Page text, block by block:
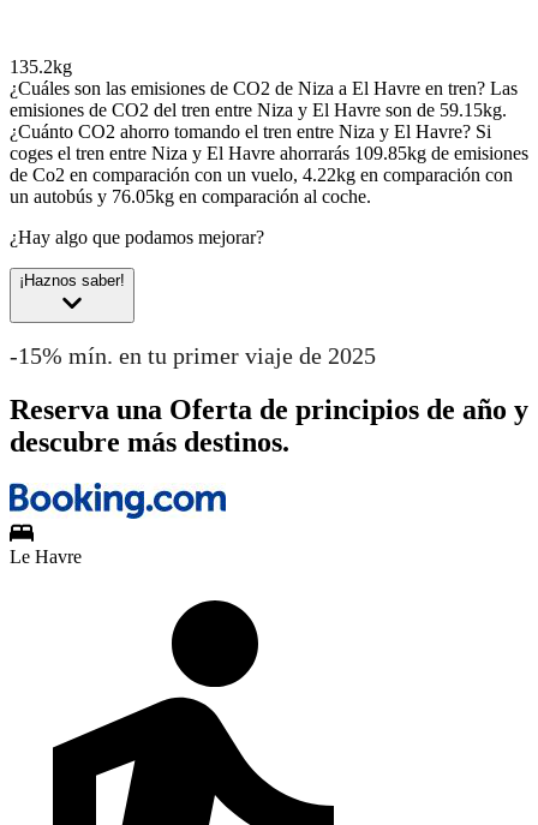
135.2kg
¿Cuáles son las emisiones de CO2 de Niza a El Havre en tren? Las
emisiones de CO2 del tren entre Niza y El Havre son de 59.15kg.
¿Cuánto CO2 ahorro tomando el tren entre Niza y El Havre? Si
coges el tren entre Niza y El Havre ahorrarás 109.85kg de emisiones
de Co2 en comparación con un vuelo, 4.22kg en comparación con
un autobús y 76.05kg en comparación al coche.
¿Hay algo que podamos mejorar?
¡Haznos saber!
-15% mín. en tu primer viaje de 2025
Reserva una Oferta de principios de año y
descubre más destinos.
Le Havre